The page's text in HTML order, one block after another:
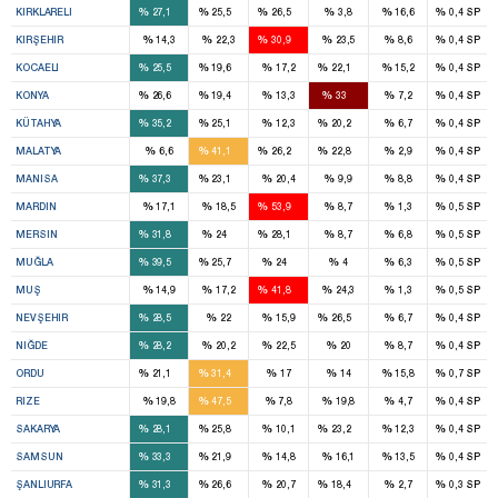
KIRKLARELI %27,1 %25,5 % 26,5 % 3,8 %16,6 %0,4 SP
KIRŞEHIR %14,3 % 22,3 % 30,9 %23,5 % 8,6 %0,4 SP
KOCAELI %25,5 %19,6 % 17,2 %22,1 %15,2 %0,4 SP
KONYA %26,6 %19,4 % 13,3 %33 % 7,2 %0,4 SP
KÜTAHYA %35,2 %25,1 % 12,3 %20,2 % 6,7 %0,4 SP
MALATYA % 6,6 %41,1 % 26,2 %22,8 % 2,9 %0,4 SP
MANISA %37,3 %23,1 % 20,4 % 9,9 % 8,8 %0,4 SP
MARDIN %17,1 % 18,5 % 53,9 % 8,7 % 1,3 %0,5 SP
MERSIN %31,8 % 24 % 28,1 % 8,7 % 6,8 %0,5 SP
MUĞLA %39,5 %25,7 % 24 % 4 % 6,3 %0,5 SP
MUŞ %14,9 % 17,2 % 41,8 %24,3 % 1,3 %0,5 SP
NEVŞEHIR %28,5 % 22 % 15,9 %26,5 % 6,7 %0,4 SP
NIĞDE %28,2 % 20,2 % 22,5 %20 % 8,7 %0,4 SP
ORDU %21,1 %31,4 %17 %14 %15,8 %0,7 SP
RIZE %19,8 %47,5 %7,8 %19,8 % 4,7 %0,4 SP
SAKARYA %28,1 %25,8 % 10,1 %23,2 %12,3 %0,4 SP
SAMSUN %33,3 %21,9 % 14,8 %16,1 %13,5 %0,4 SP
ŞANLIURFA %31,3 %26,6 % 20,7 %18,4 % 2,7 %0,3 SP